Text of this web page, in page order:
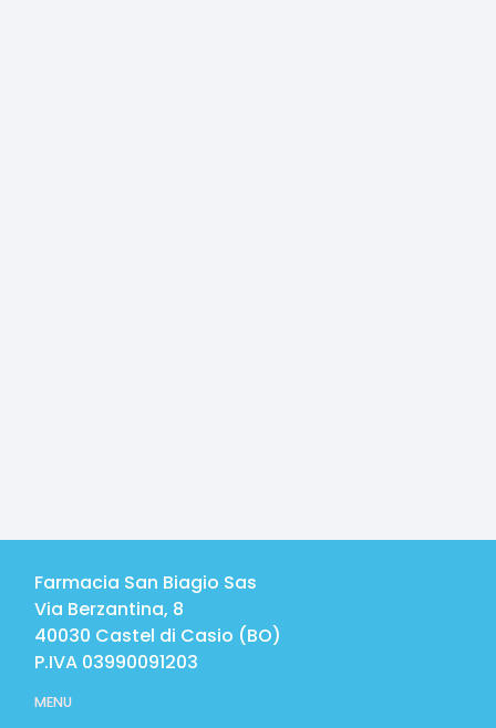
Farmacia San Biagio Sas
Via Berzantina, 8
40030 Castel di Casio (BO)
P.IVA 03990091203
MENU